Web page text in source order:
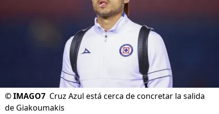
©IMAGO7 Cruz Azul está cerca de concretar la salida
de Giakoumakis